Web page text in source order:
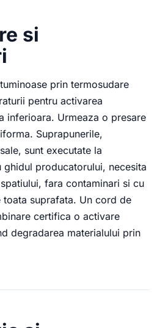
si
prin termosudare
pentru activarea
inferioara. Urmeaza o presare
Suprapunerile,
sunt executate la
producatorului, necesita
fara contaminari si cu
suprafata. Un cord de
certifica o activare
degradarea materialului prin